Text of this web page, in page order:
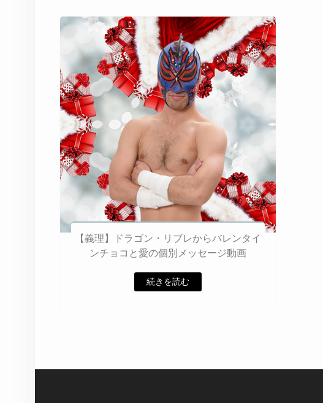
【義理】ドラゴン・リブレからバレンタイ
ンチョコと愛の個別メッセージ動画
続きを読む